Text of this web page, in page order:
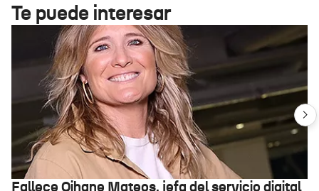
Te puede interesar
Fallece Oihane Mateos, jefa del servicio digital